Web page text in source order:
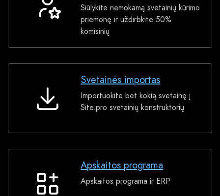
Svetainių
kūrėjo
perpardavimas
Siūlykite nemokamą svetainių kūrimo
priemonę ir uždirbkite 50%
komisinių
Svetainės
Svetainės importas
Importuokite bet kokią svetainę į
Site.pro svetainių konstruktorių
Apskaitos
Apskaitos programa
Apskaitos programa ir ERP